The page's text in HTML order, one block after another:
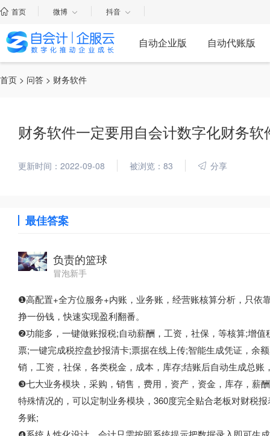
首页 微博 抖音
自动企业版 自动代账版
首页 > 问答 > 财务软件
财务软件一定要用自会计数字化财务软
更新时间：2022-09-08 被浏览：83 分享
最佳答案
负责的篮球
冒泡新手
❶高配置+全方位服务+内账，业务账，经营账核算分析，只依
挣一份钱，快速实现盈利翻番。
❷功能多，一键做账报税;自动薪酬，工资，社保，等核算;增
票;一键完成税控盘抄报清卡;票据在线上传;智能生成凭证，余
销，工资，社保，各类税金，成本，库存;结账后自动生成总账
❸七大业务模块，采购，销售，费用，资产，资金，库存，薪
特殊情况的，可以定制业务模块，360度完全贴合老板对财税
务账;